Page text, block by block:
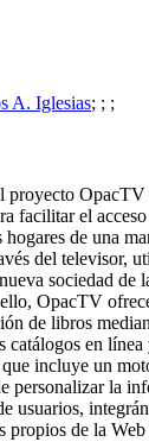
A. Iglesias; ; ;
OpacTV
facilitar el
de una
del televisor,
sociedad de
OpacTV
de libros
catálogos en línea
incluye un
personalizar la
usuarios,
propios de la Web